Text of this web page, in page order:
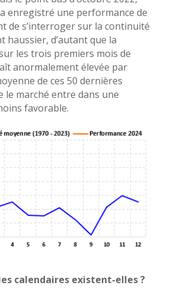
a enregistré une performance de
de s’interroger sur la continuité
haussier, d’autant que la
les trois premiers mois de
anormalement élevée par
de ces 50 dernières
le marché entre dans une
favorable.
calendaires existent-elles ?